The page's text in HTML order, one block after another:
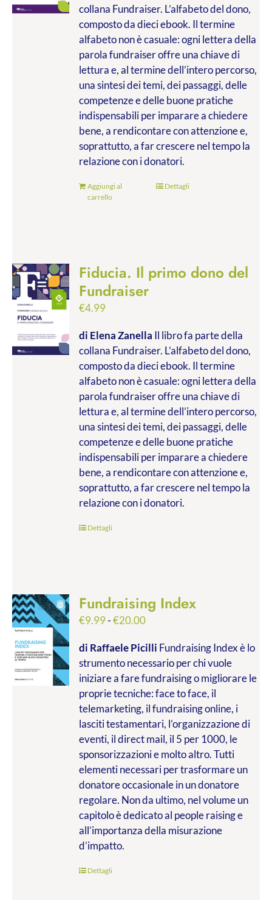
collana Fundraiser. L’alfabeto del dono,
composto da dieci ebook. Il termine
alfabeto non è casuale: ogni lettera della
parola fundraiser offre una chiave di
lettura e, al termine dell’intero percorso,
una sintesi dei temi, dei passaggi, delle
competenze e delle buone pratiche
indispensabili per imparare a chiedere
bene, a rendicontare con attenzione e,
soprattutto, a far crescere nel tempo la
relazione con i donatori.
Aggiungi al
carrello
Dettagli
Fiducia. Il primo dono del
Fundraiser
€4.99
di Elena Zanella Il libro fa parte della
collana Fundraiser. L’alfabeto del dono,
composto da dieci ebook. Il termine
alfabeto non è casuale: ogni lettera della
parola fundraiser offre una chiave di
lettura e, al termine dell’intero percorso,
una sintesi dei temi, dei passaggi, delle
competenze e delle buone pratiche
indispensabili per imparare a chiedere
bene, a rendicontare con attenzione e,
soprattutto, a far crescere nel tempo la
relazione con i donatori.
Dettagli
Fundraising Index
€9.99-€20.00Fascia
prezzo:
da
€9.99
a
€20.00
di Raffaele Picilli Fundraising Index è lo
strumento necessario per chi vuole
iniziare a fare fundraising o migliorare le
proprie tecniche: face to face, il
telemarketing, il fundraising online, i
lasciti testamentari, l’organizzazione di
eventi, il direct mail, il 5 per 1000, le
sponsorizzazioni e molto altro. Tutti
elementi necessari per trasformare un
donatore occasionale in un donatore
regolare. Non da ultimo, nel volume un
capitolo è dedicato al people raising e
all’importanza della misurazione
d’impatto.
Dettagli